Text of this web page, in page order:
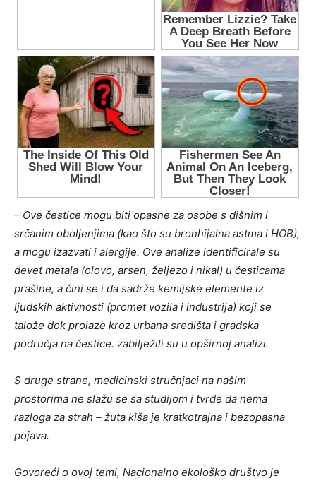
– Ove čestice mogu biti opasne za osobe s dišnim i
srčanim oboljenjima (kao što su bronhijalna astma i HOB),
a mogu izazvati i alergije. Ove analize identificirale su
devet metala (olovo, arsen, željezo i nikal) u česticama
prašine, a čini se i da sadrže kemijske elemente iz
ljudskih aktivnosti (promet vozila i industrija) koji se
talože dok prolaze kroz urbana središta i gradska
područja na čestice. zabilježili su u opširnoj analizi.
S druge strane, medicinski stručnjaci na našim
prostorima ne slažu se sa studijom i tvrde da nema
razloga za strah – žuta kiša je kratkotrajna i bezopasna
pojava.
Govoreći o ovoj temi, Nacionalno ekološko društvo je